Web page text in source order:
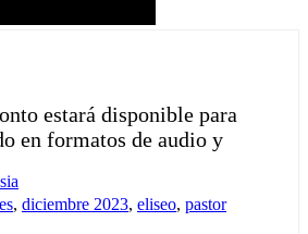
estará disponible para
en formatos de audio y
, diciembre 2023, eliseo, pastor